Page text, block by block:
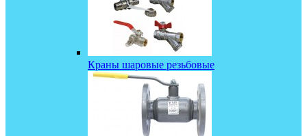
Краны шаровые резьбовые